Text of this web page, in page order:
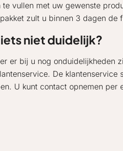
vullen met uw gewenste
zult u binnen 3 dagen de
iets niet duidelijk?
er bij u nog onduidelijkheden
De
U kunt contact opnemen per